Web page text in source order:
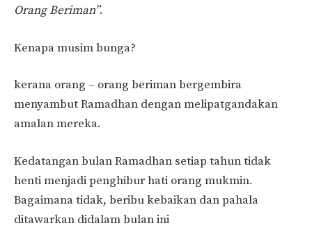
Orang Beriman”.
Kenapa musim bunga?
kerana orang – orang beriman bergembira
menyambut Ramadhan dengan melipatgandakan
amalan mereka.
Kedatangan bulan Ramadhan setiap tahun tidak
henti menjadi penghibur hati orang mukmin.
Bagaimana tidak, beribu kebaikan dan pahala
ditawarkan didalam bulan ini